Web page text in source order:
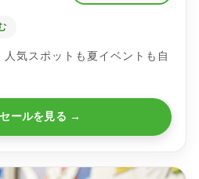
気スポットも夏イベントも自
ールを見る →